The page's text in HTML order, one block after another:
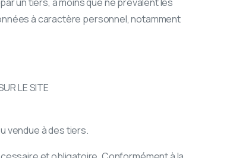
à caractère personnel, notamment
LE SITE
vendue à des tiers.